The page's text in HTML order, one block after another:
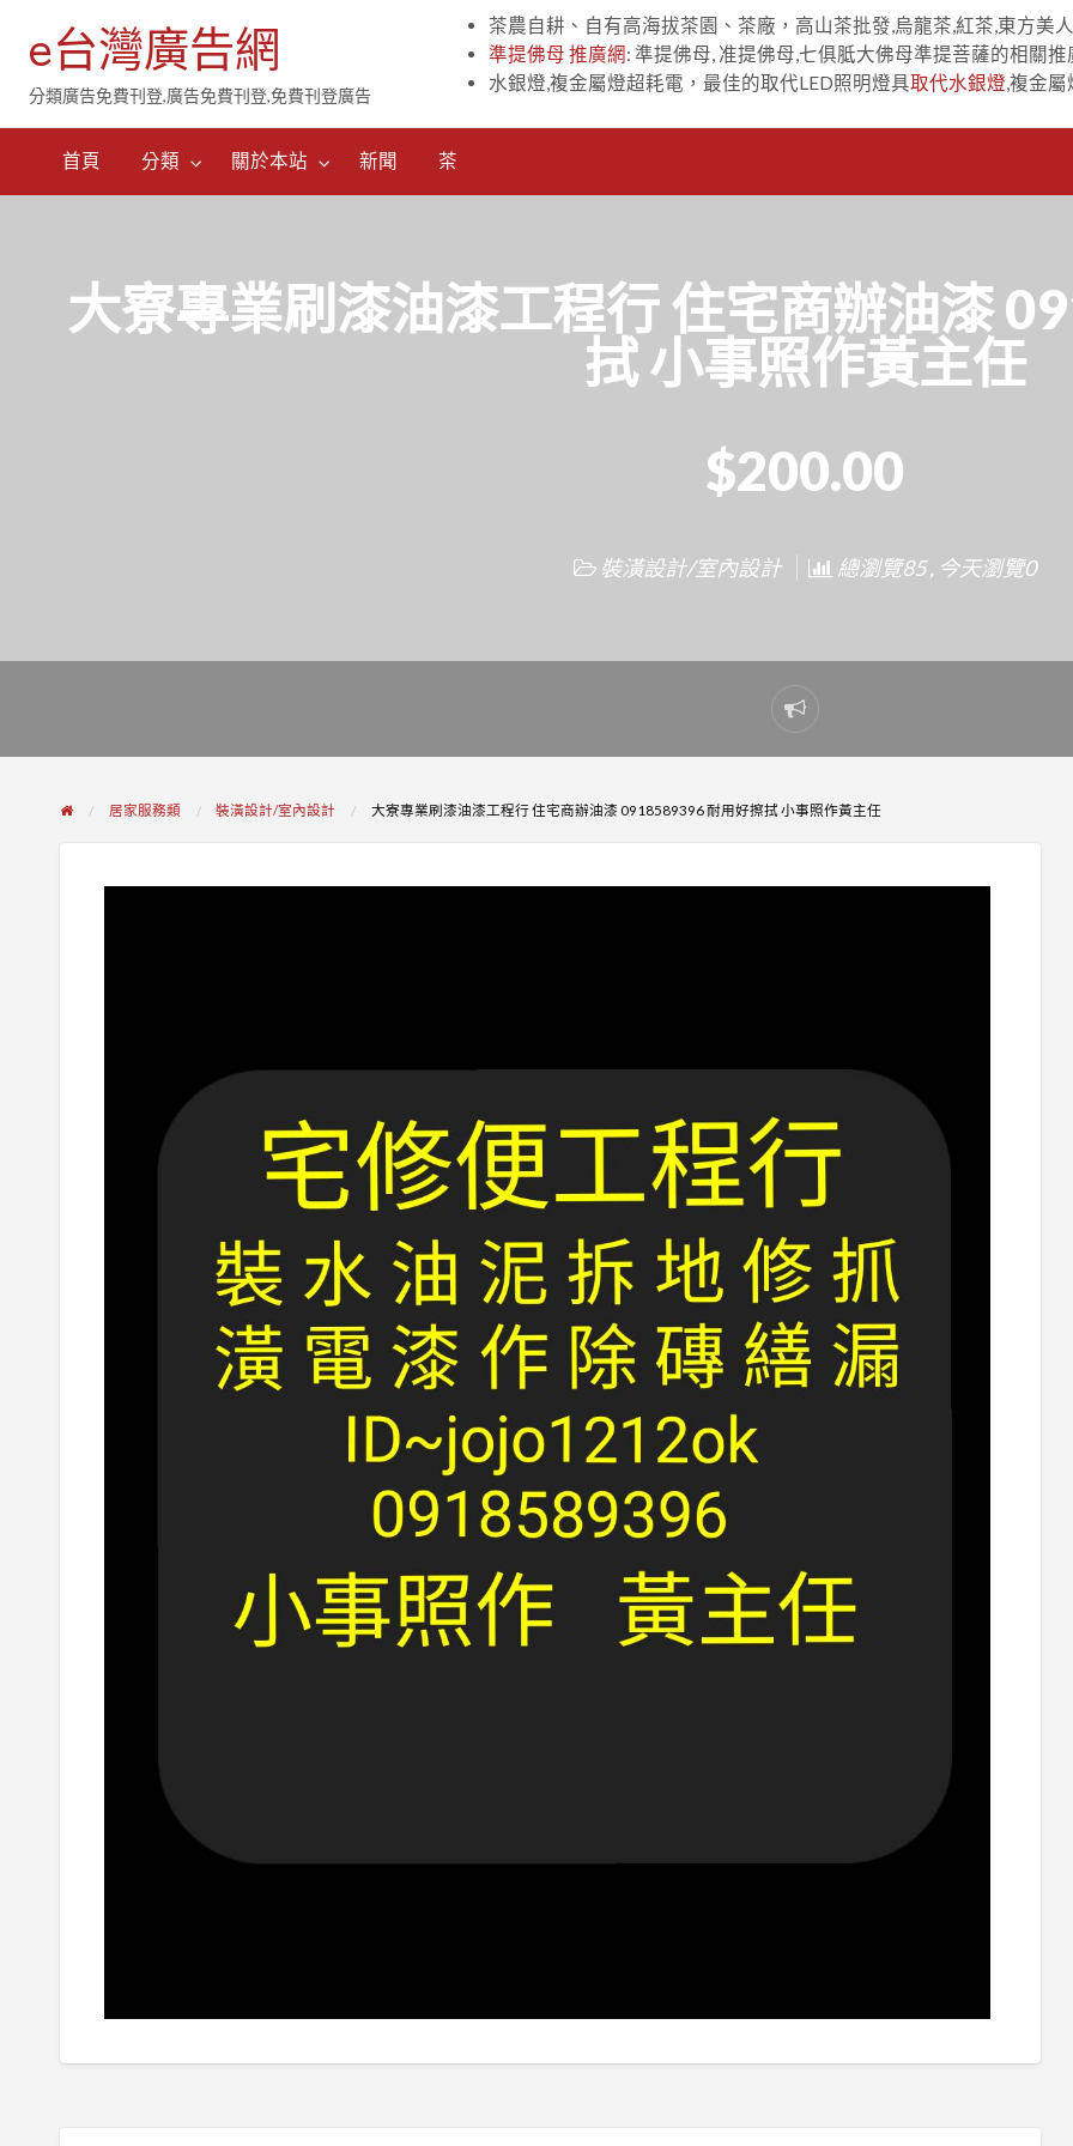
e台灣廣告網
分類廣告免費刊登,廣告免費刊登,免費刊登廣告
茶農自耕、自有高海拔茶園、茶廠，高山茶批發,烏龍茶,紅茶,東方美
準提佛母 推廣網: 準提佛母, 准提佛母,七俱胝大佛母準提菩薩的相關推
水銀燈,複金屬燈超耗電，最佳的取代LED照明燈具取代水銀燈 ,複金屬
首頁 分類 關於本站 新聞 茶
大寮專業刷漆油漆工程行 住宅商辦油漆
拭 小事照作黃主任
$200.00
裝潢設計/室內設計 總瀏覽85 , 今天瀏覽0
Report
problem
居家服務類 裝潢設計/室內設計 大寮專業刷漆油漆工程行 住宅商辦油漆 0918589396 耐用好擦拭 小事照作黃主任